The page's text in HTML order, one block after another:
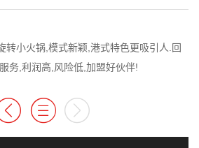
转小火锅,模式新颖,港式特色更吸引人.回
务,利润高,风险低,加盟好伙伴!